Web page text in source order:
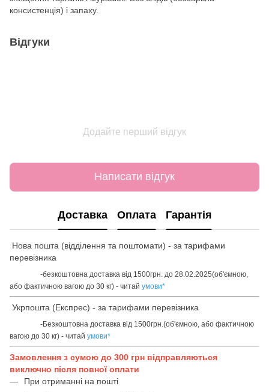
консистенція) і запаху.
Відгуки
Додайте перший відгук
Написати відгук
Доставка Оплата Гарантія
Нова пошта (відділення та поштомати) - за тарифами
перевізника
-безкоштовна доставка від 1500грн. до 28.02.2025(об'ємною,
або фактичною вагою до 30 кг) - читай умови*
Укрпошта (Експрес) - за тарифами перевізника
-Безкоштовна доставка від 1500грн.(об'ємною, або фактичною
вагою до 30 кг) - читай умови*
Замовлення з сумою до 300 грн відправляються
виключно після повної оплати
При отриманні на пошті